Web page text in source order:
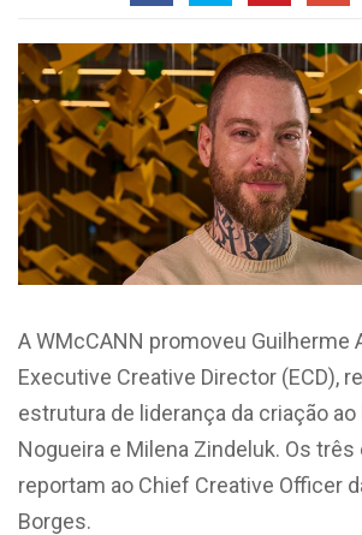
A WMcCANN promoveu Guilherme
Executive Creative Director (ECD),
estrutura de liderança da criação ao
Nogueira e Milena Zindeluk. Os
reportam ao Chief Creative Officer
Borges.